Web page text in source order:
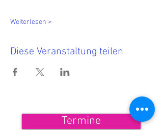
Weiterlesen >
Diese Veranstaltung teilen
Termine